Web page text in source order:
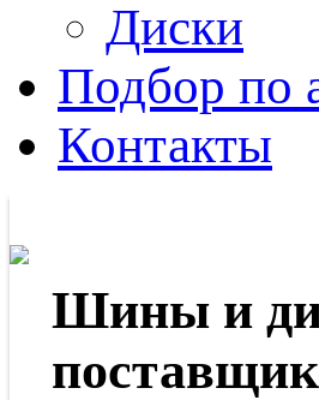
Диски
Подбор по
Контакты
Шины и